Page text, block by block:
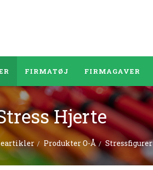
FIRMATØJ FIRMAGAVER
Hjerte
Produkter O-Å Stressfigurer